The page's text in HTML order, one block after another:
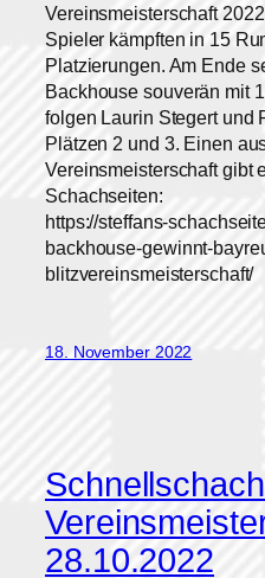
Vereinsmeisterschaft
Spieler kämpften in 15
Platzierungen. Am Ende
Backhouse souverän mit
folgen Laurin Stegert und
Plätzen 2 und 3. Einen
Vereinsmeisterschaft gibt
Schachseiten:
https://steffans-
backhouse-gewinnt-
blitzvereinsmeisterschaft/
18. November 2022
28.10.2022